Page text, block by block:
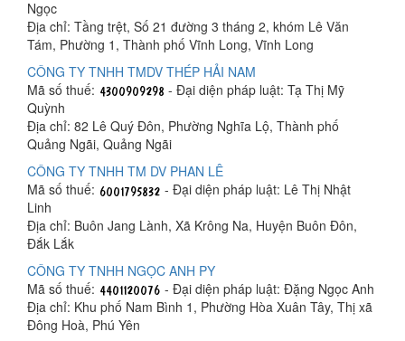
Ngọc
Địa chỉ: Tầng trệt, Số 21 đường 3 tháng 2, khóm Lê Văn
Tám, Phường 1, Thành phố Vĩnh Long, Vĩnh Long
CÔNG TY TNHH TMDV THÉP HẢI NAM
Mã số thuế:
- Đại diện pháp luật: Tạ Thị Mỹ
Quỳnh
Địa chỉ: 82 Lê Quý Đôn, Phường Nghĩa Lộ, Thành phố
Quảng Ngãi, Quảng Ngãi
CÔNG TY TNHH TM DV PHAN LÊ
Mã số thuế:
- Đại diện pháp luật: Lê Thị Nhật
Linh
Địa chỉ: Buôn Jang Lành, Xã Krông Na, Huyện Buôn Đôn,
Đắk Lắk
CÔNG TY TNHH NGỌC ANH PY
Mã số thuế:
- Đại diện pháp luật: Đặng Ngọc Anh
Địa chỉ: Khu phố Nam Bình 1, Phường Hòa Xuân Tây, Thị xã
Đông Hoà, Phú Yên